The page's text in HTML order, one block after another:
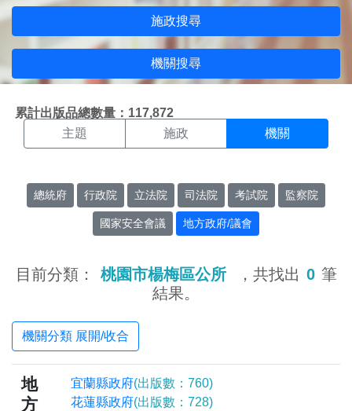
施政搜尋
機關搜尋
累計出版品總數量：117,872
機關搜尋結果頁面
主題 施政 機關
總統府 行政院 立法院 司法院 考試院 監察院
國家安全會議 地方政府/議會
目前分類： 桃園市楊梅區公所 ，共找出 0 筆
結果。
機關分類 展開/收合
地
方
宜蘭縣政府(出版數：760)
花蓮縣政府(出版數：728)